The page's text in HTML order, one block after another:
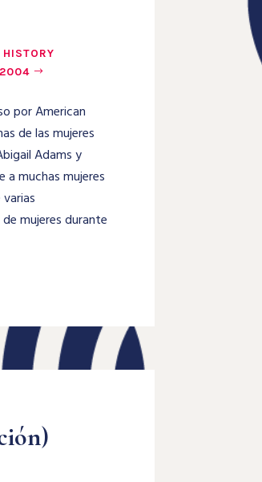
por American
de las mujeres
Adams y
a muchas mujeres
mujeres durante